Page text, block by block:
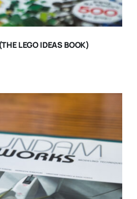
LEGO IDEAS BOOK)